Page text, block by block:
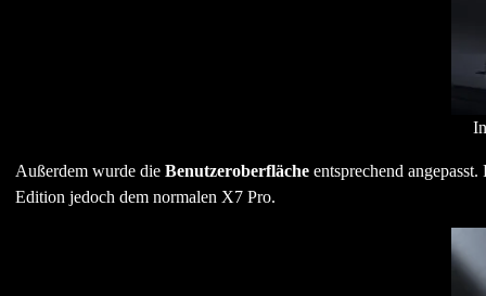
Außerdem wurde die Benutzeroberflächeentsprechend
Edition jedoch dem normalen X7 Pro.